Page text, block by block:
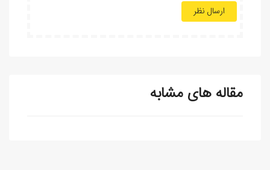
ارسال نظر
مقاله های مشابه